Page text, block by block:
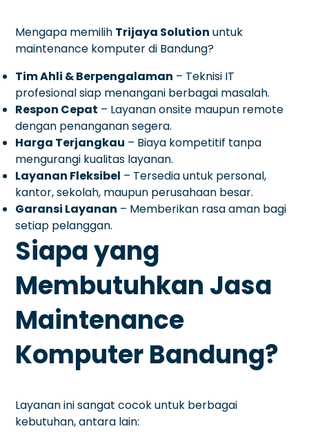
Mengapa memilih Trijaya Solution untuk
maintenance komputer di Bandung?
Tim Ahli & Berpengalaman – Teknisi IT
profesional siap menangani berbagai masalah.
Respon Cepat – Layanan onsite maupun remote
dengan penanganan segera.
Harga Terjangkau – Biaya kompetitif tanpa
mengurangi kualitas layanan.
Layanan Fleksibel – Tersedia untuk personal,
kantor, sekolah, maupun perusahaan besar.
Garansi Layanan – Memberikan rasa aman bagi
setiap pelanggan.
Siapa yang
Membutuhkan Jasa
Maintenance
Komputer Bandung?
Layanan ini sangat cocok untuk berbagai
kebutuhan, antara lain: